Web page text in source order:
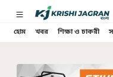
হোম খবর শিক্ষা ও চাকরী